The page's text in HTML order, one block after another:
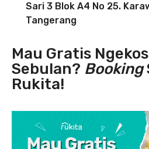
Sari 3 Blok A4 No 25.
Tangerang
Mau Gratis
Sebulan? Booking
Rukita!